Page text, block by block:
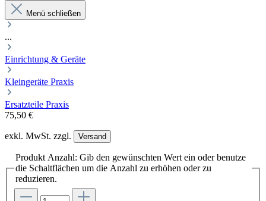
Menü schließen
...
Einrichtung & Geräte
Kleingeräte Praxis
Ersatzteile Praxis
75,50 €
exkl. MwSt. zzgl. Versand
Produkt Anzahl: Gib den gewünschten Wert ein oder benutze
die Schaltflächen um die Anzahl zu erhöhen oder zu
reduzieren.